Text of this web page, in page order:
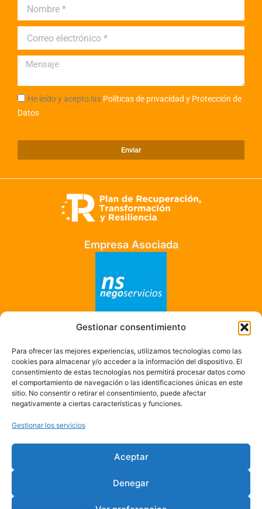
Gestionar consentimiento
Para ofrecer las mejores experiencias, utilizamos tecnologías como las
cookies para almacenar y/o acceder a la información del dispositivo. El
consentimiento de estas tecnologías nos permitirá procesar datos como
el comportamiento de navegación o las identificaciones únicas en este
sitio. No consentir o retirar el consentimiento, puede afectar
negativamente a ciertas características y funciones.
Gestionar los servicios
Aceptar
Denegar
He leído y acepto las Políticas de privacidad y Protección de
Datos.
Enviar
Empresa Asociada